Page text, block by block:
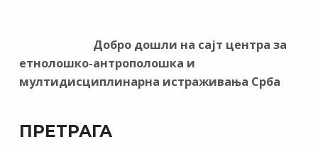
Добро дошли на сајт центра за
етнолошко-антрополошка и
мултидисциплинарна истраживања Срба
ПРЕТРАГА